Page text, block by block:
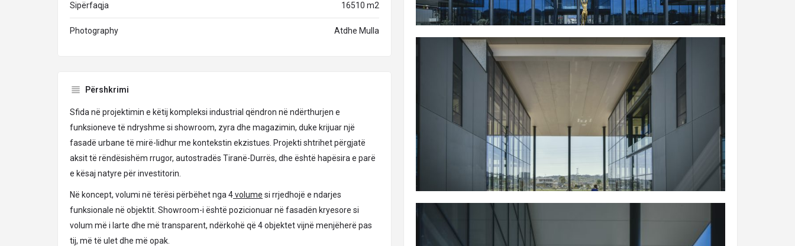
Sipërfaqja 16510 m2
Photography Atdhe Mulla
Përshkrimi
Sfida në projektimin e këtij kompleksi industrial qëndron në ndërthurjen e
funksioneve të ndryshme si showroom, zyra dhe magazimin, duke krijuar një
fasadë urbane të mirë-lidhur me kontekstin ekzistues. Projekti shtrihet përgjatë
aksit të rëndësishëm rrugor, autostradës Tiranë-Durrës, dhe është hapësira e parë
e kësaj natyre për investitorin.
Në koncept, volumi në tërësi përbëhet nga 4volume si rrjedhojë e ndarjes
funksionale në objektit. Showroom-i është pozicionuar në fasadën kryesore si
volum më i larte dhe më transparent, ndërkohë që 4 objektet vijnë menjëherë pas
tij, më të ulet dhe më opak.